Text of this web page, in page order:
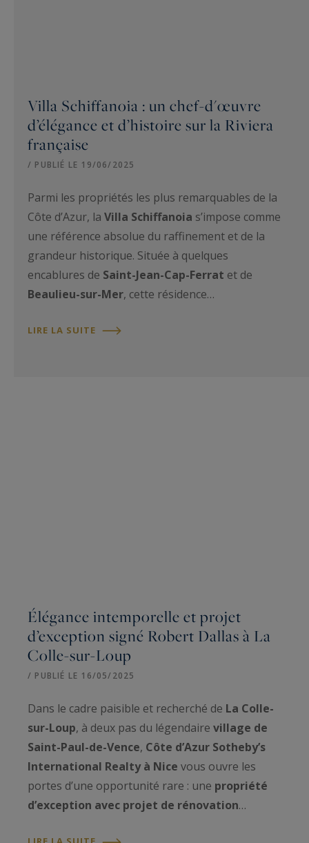
Villa Schiffanoia : un chef-d'œuvre
d’élégance et d’histoire sur la Riviera
française
/ PUBLIÉ LE 19/06/2025
Parmi les propriétés les plus remarquables de la
Côte d’Azur, la Villa Schiffanoia s’impose comme
une référence absolue du raffinement et de la
grandeur historique. Située à quelques
encablures de Saint-Jean-Cap-Ferrat et de
Beaulieu-sur-Mer, cette résidence…
LIRE LA SUITE
Élégance intemporelle et projet
d’exception signé Robert Dallas à La
Colle-sur-Loup
/ PUBLIÉ LE 16/05/2025
Dans le cadre paisible et recherché de La Colle-
sur-Loup, à deux pas du légendaire village de
Saint-Paul-de-Vence, Côte d’Azur Sotheby’s
International Realty à Nice vous ouvre les
portes d’une opportunité rare : une propriété
d’exception avec projet de rénovation…